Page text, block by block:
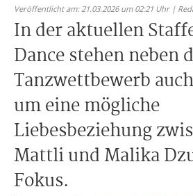
Veröffentlicht am: 21.03.2026 um 02:21 Uhr |
In der aktuellen
Dance stehen neben
Tanzwettbewerb
um eine mögliche
Liebesbeziehung
Mattli und Malika
Fokus.